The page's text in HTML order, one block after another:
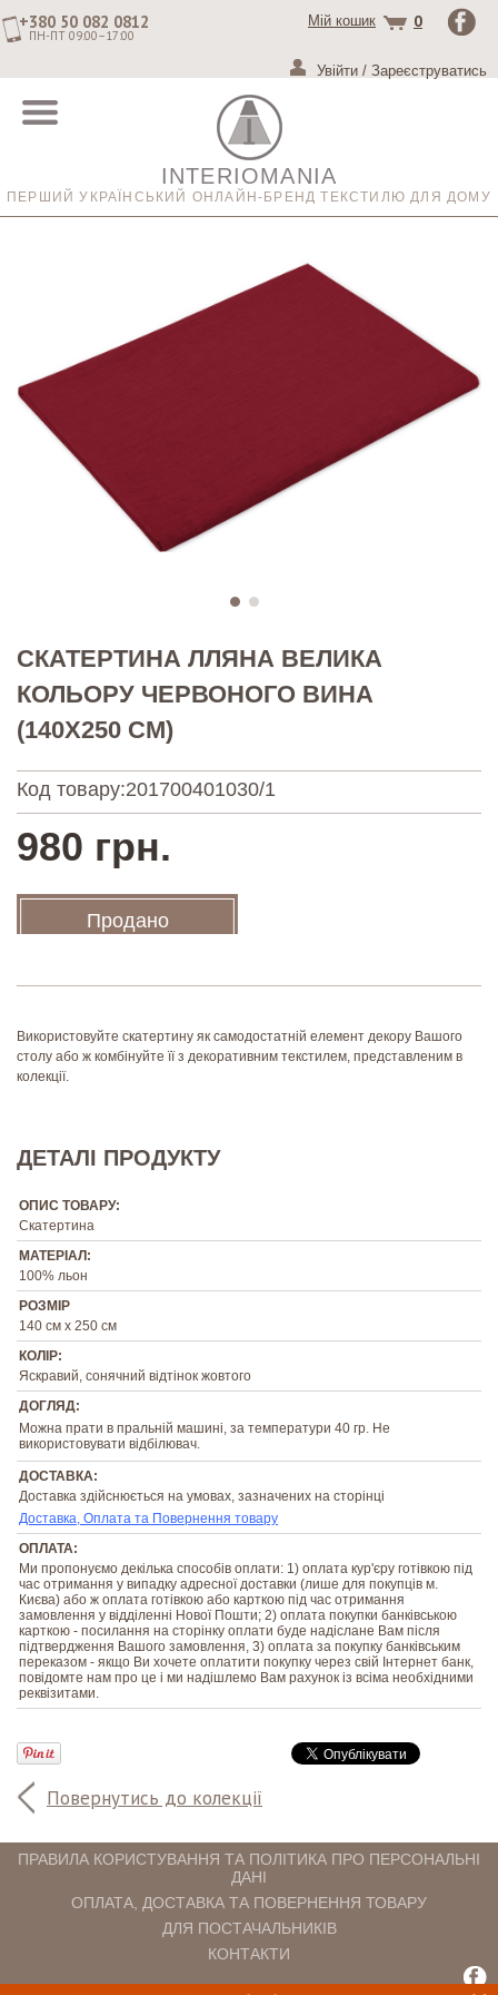
+380 50 082 0812
ПН-ПТ 09:00–17:00
Мій кошик 0
Увійти / Зареєструватись
INTERIOMANIA
ПЕРШИЙ УКРАЇНСЬКИЙ ОНЛАЙН-БРЕНД ТЕКСТИЛЮ ДЛЯ ДОМУ
СКАТЕРТИНА ЛЛЯНА ВЕЛИКА
КОЛЬОРУ ЧЕРВОНОГО ВИНА
(140Х250 СМ)
Код товару:201700401030/1
980 грн.
Продано
Повернутись до колекції
Використовуйте скатертину як самодостатній елемент декору Вашого
столу або ж комбінуйте її з декоративним текстилем, представленим в
колекції.
ДЕТАЛІ ПРОДУКТУ
ОПИС ТОВАРУ:
Скатертина
МАТЕРІАЛ:
100% льон
РОЗМІР
140 см х 250 см
КОЛІР:
Яскравий, сонячний відтінок жовтого
ДОГЛЯД:
Можна прати в пральній машині, за температури 40 гр. Не
використовувати відбілювач.
ДОСТАВКА:
Доставка здійснюється на умовах, зазначених на сторінці
Доставка, Оплата та Повернення товару
ОПЛАТА:
Ми пропонуємо декілька способів оплати: 1) оплата кур'єру готівкою під
час отримання у випадку адресної доставки (лише для покупців м.
Києва) або ж оплата готівкою або карткою під час отримання
замовлення у відділенні Нової Пошти; 2) оплата покупки банківською
карткою - посилання на сторінку оплати буде надіслане Вам після
підтвердження Вашого замовлення, 3) оплата за покупку банківським
переказом - якщо Ви хочете оплатити покупку через свій Інтернет банк,
повідомте нам про це і ми надішлемо Вам рахунок із всіма необхідними
реквізитами.
ПРАВИЛА КОРИСТУВАННЯ ТА ПОЛІТИКА ПРО ПЕРСОНАЛЬНІ
ДАНІ
ОПЛАТА, ДОСТАВКА ТА ПОВЕРНЕННЯ ТОВАРУ
ДЛЯ ПОСТАЧАЛЬНИКІВ
КОНТАКТИ